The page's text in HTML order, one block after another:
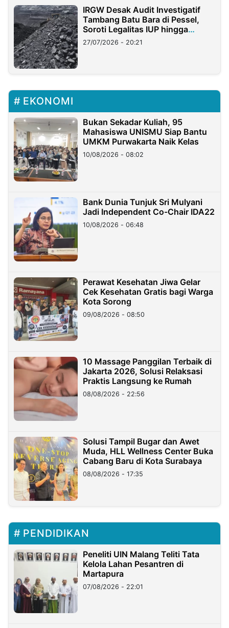
IRGW Desak Audit Investigatif
Tambang Batu Bara di Pessel,
Soroti Legalitas IUP hingga
Stockpile
27/07/2026 - 20:21
EKONOMI
Bukan Sekadar Kuliah, 95
Mahasiswa UNISMU Siap Bantu
UMKM Purwakarta Naik Kelas
10/08/2026 - 08:02
Bank Dunia Tunjuk Sri Mulyani
Jadi Independent Co-Chair IDA22
10/08/2026 - 06:48
Perawat Kesehatan Jiwa Gelar
Cek Kesehatan Gratis bagi Warga
Kota Sorong
09/08/2026 - 08:50
10 Massage Panggilan Terbaik di
Jakarta 2026, Solusi Relaksasi
Praktis Langsung ke Rumah
08/08/2026 - 22:56
Solusi Tampil Bugar dan Awet
Muda, HLL Wellness Center Buka
Cabang Baru di Kota Surabaya
08/08/2026 - 17:35
PENDIDIKAN
Peneliti UIN Malang Teliti Tata
Kelola Lahan Pesantren di
Martapura
07/08/2026 - 22:01